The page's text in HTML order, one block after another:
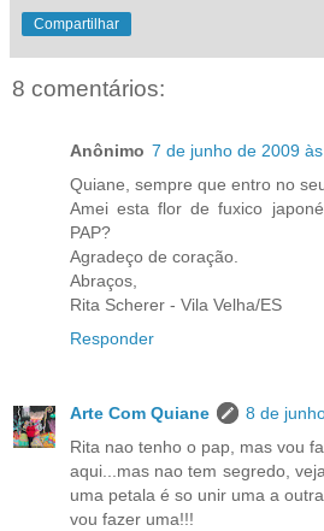
Compartilhar
8 comentários:
Anônimo 7 de junho de 2009
Quiane, sempre que entro no
Amei esta flor de fuxico
PAP?
Agradeço de coração.
Abraços,
Rita Scherer - Vila Velha/ES
Responder
Arte Com Quiane
8 de
Rita nao tenho o pap, mas vou
aqui...mas nao tem segredo,
uma petala é so unir uma a
vou fazer uma!!!